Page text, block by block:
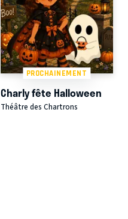
PROCHAINEMENT
Charly fête Halloween
Théâtre des Chartrons